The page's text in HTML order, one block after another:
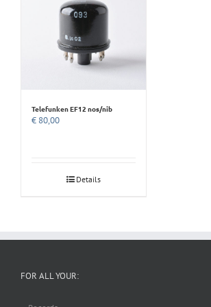
Telefunken EF12 nos/nib
€ 80,00
Details
FOR ALL YOUR: